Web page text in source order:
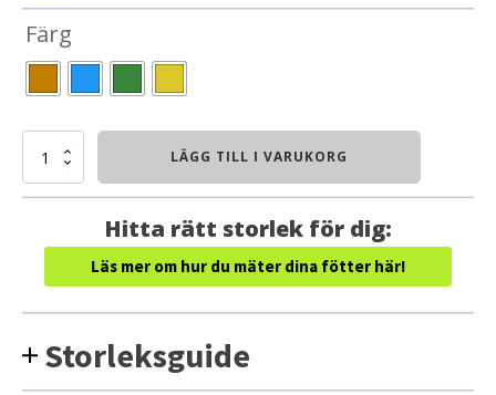
Färg
Träningsband
LÄGG TILL I VARUKORG
Hitta rätt storlek för dig:
Läs mer om hur du mäter dina fötter här!
Storleksguide